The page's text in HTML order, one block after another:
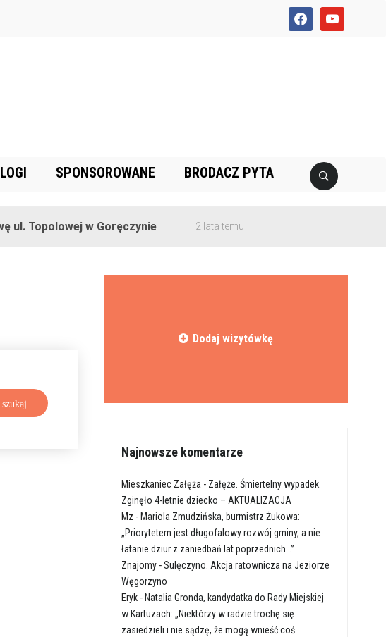
facebookyoutube
SPONSOROWANE BRODACZ PYTA
w Goręczynie 2 lata temu
szukaj
Dodaj wizytówkę
Najnowsze komentarze
Mieszkaniec Załęża - Załęże. Śmiertelny wypadek.
Zginęło 4-letnie dziecko – AKTUALIZACJA
Mz - Mariola Zmudzińska, burmistrz Żukowa:
„Priorytetem jest długofalowy rozwój gminy, a nie
łatanie dziur z zaniedbań lat poprzednich…”
Znajomy -Sulęczyno. Akcja ratownicza na Jeziorze
Węgorzyno
Eryk - Natalia Gronda, kandydatka do Rady Miejskiej
w Kartuzach: „Niektórzy w radzie trochę się
zasiedzieli i nie sądzę, że mogą wnieść coś